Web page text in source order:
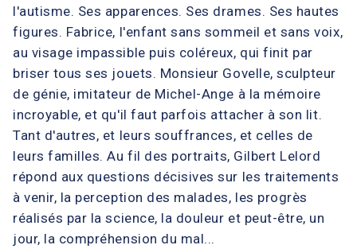
l'autisme. Ses apparences. Ses drames. Ses hautes
figures. Fabrice, l'enfant sans sommeil et sans voix,
au visage impassible puis coléreux, qui finit par
briser tous ses jouets. Monsieur Govelle, sculpteur
de génie, imitateur de Michel-Ange à la mémoire
incroyable, et qu'il faut parfois attacher à son lit.
Tant d'autres, et leurs souffrances, et celles de
leurs familles. Au fil des portraits, Gilbert Lelord
répond aux questions décisives sur les traitements
à venir, la perception des malades, les progrès
réalisés par la science, la douleur et peut-être, un
jour, la compréhension du mal...